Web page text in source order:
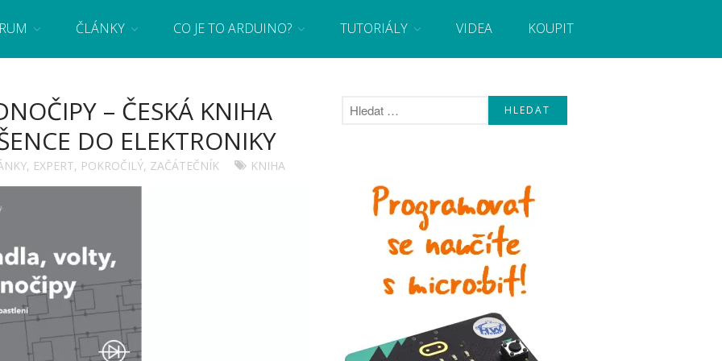
Fórum
Staré fórum
se základy programování a elektroniky zábavnou formou! Arduino a microbit projekty, návody, novinky i tutoriály pro začátečníky i pro
ČLÁNKY CO JE TO ARDUINO? TUTORIÁLY VIDEA KOUPIT
– ČESKÁ KNIHA
DO ELEKTRONIKY
, EXPERT, POKROČILÝ, ZAČÁTEČNÍK KNIHA